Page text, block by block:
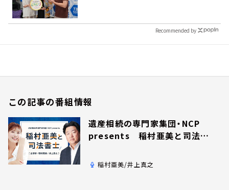
Recommended by
この記事の番組情報
遺産相続の専門家集団・NCP
presents 稲村亜美と司法書
稲村亜美/井上真之